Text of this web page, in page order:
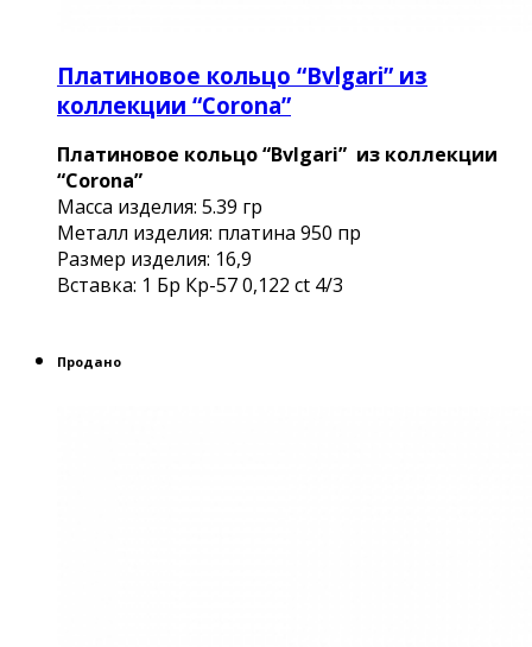
Платиновое кольцо “Bvlgari” из
коллекции “Corona”
Платиновое кольцо “Bvlgari” из коллекции
“Corona”
Масса изделия: 5.39 гр
Металл изделия: платина 950 пр
Размер изделия: 16,9
Вставка: 1 Бр Кр-57 0,122 сt 4/3
Продано